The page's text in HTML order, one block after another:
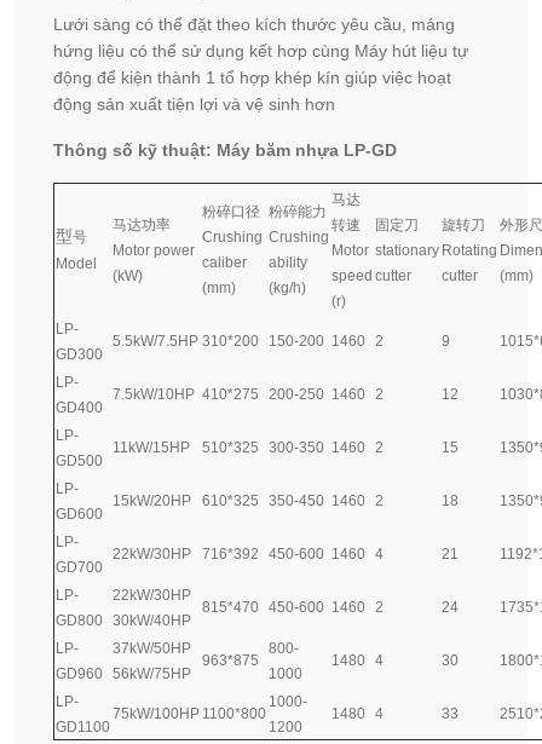
Lưới sàng có thể đặt theo kích thước yêu cầu, máng
hứng liệu có thể sử dụng kết hơp cùng Máy hút liệu tự
động để kiện thành 1 tổ hợp khép kín giúp việc hoạt
động sản xuất tiện lợi và vệ sinh hơn
Thông số kỹ thuật: Máy băm nhựa LP-GD
型号
Model
马达功率
Motor power
(kW)
粉碎口径
Crushing
caliber
(mm)
粉碎能力
Crushing
ability
(kg/h)
马达
转速
Motor
speed
(r)
固定刀
stationary
cutter
旋转刀
Rotating
cutter
外形
(mm)
LP-
GD300
5.5kW/7.5HP 310*200 150-200 1460 2 9
LP-
GD400
7.5kW/10HP 410*275 200-250 1460 2 12
LP-
GD500
11kW/15HP 510*325 300-350 1460 2 15
LP-
GD600
15kW/20HP 610*325 350-450 1460 2 18
LP-
GD700
22kW/30HP 716*392 450-600 1460 4 21
LP-
GD800
22kW/30HP
30kW/40HP
815*470 450-600 1460 2 24
LP-
GD960
37kW/50HP
56kW/75HP
963*875
800-
1000
1480 4 30
LP-
GD1100
75kW/100HP 1100*800
1000-
1200
1480 4 33